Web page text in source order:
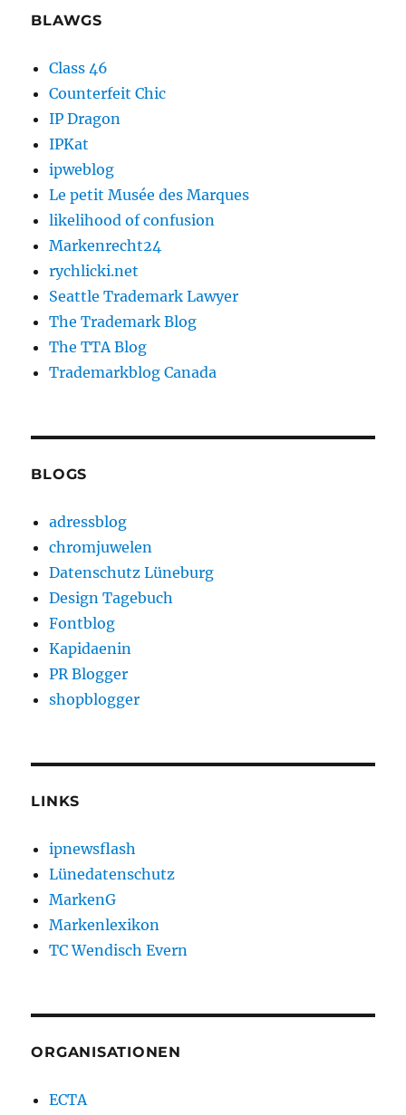
BLAWGS
Class 46
Counterfeit Chic
IP Dragon
IPKat
ipweblog
Le petit Musée des Marques
likelihood of confusion
Markenrecht24
rychlicki.net
Seattle Trademark Lawyer
The Trademark Blog
The TTA Blog
Trademarkblog Canada
BLOGS
adressblog
chromjuwelen
Datenschutz Lüneburg
Design Tagebuch
Fontblog
Kapidaenin
PR Blogger
shopblogger
LINKS
ipnewsflash
Lünedatenschutz
MarkenG
Markenlexikon
TC Wendisch Evern
ORGANISATIONEN
ECTA